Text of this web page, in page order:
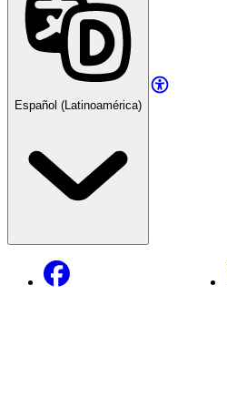
Español (Latinoamérica)
Facebook